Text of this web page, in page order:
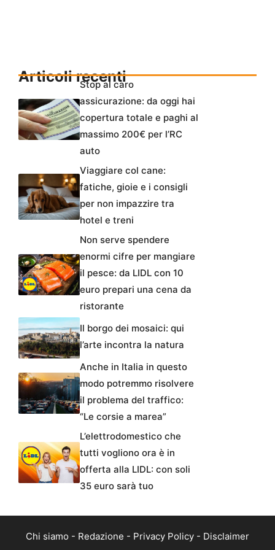
Articoli recenti
Stop al caro
assicurazione: da oggi hai
copertura totale e paghi al
massimo 200€ per l’RC
auto
Viaggiare col cane:
fatiche, gioie e i consigli
per non impazzire tra
hotel e treni
Non serve spendere
enormi cifre per mangiare
il pesce: da LIDL con 10
euro prepari una cena da
ristorante
Il borgo dei mosaici: qui
l’arte incontra la natura
Anche in Italia in questo
modo potremmo risolvere
il problema del traffico:
“Le corsie a marea”
L’elettrodomestico che
tutti vogliono ora è in
offerta alla LIDL: con soli
35 euro sarà tuo
Chi siamo - Redazione - Privacy Policy - Disclaimer